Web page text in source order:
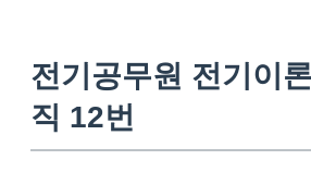
전기공무원 전기이
직 12번